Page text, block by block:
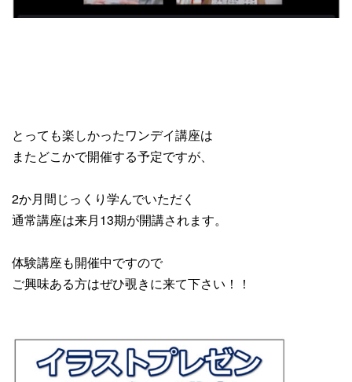
とっても楽しかったワンデイ講座は
またどこかで開催する予定ですが、
2か月間じっくり学んでいただく
通常講座は来月13期が開講されます。
体験講座も開催中ですので
ご興味ある方はぜひ覗きに来て下さい！！